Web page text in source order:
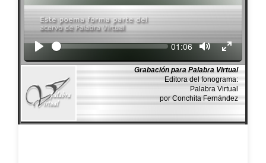
Seek Current
01:06
Grabación para Palabra Virtual
Editora del fonograma:
Palabra Virtual
por Conchita Fernández